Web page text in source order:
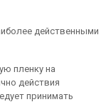
действенными
пленку на
действия
принимать